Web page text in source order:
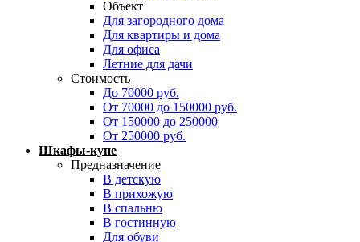
Объект
Для загородного дома
Для квартиры и дома
Для офиса
Летние для дачи
Стоимость
До 70000 руб.
От 70000 до 150000 руб.
От 150000 до 250000
От 250000 руб.
Шкафы-купе
Предназначение
В детскую
В прихожую
В спальню
В гостинную
Для обуви